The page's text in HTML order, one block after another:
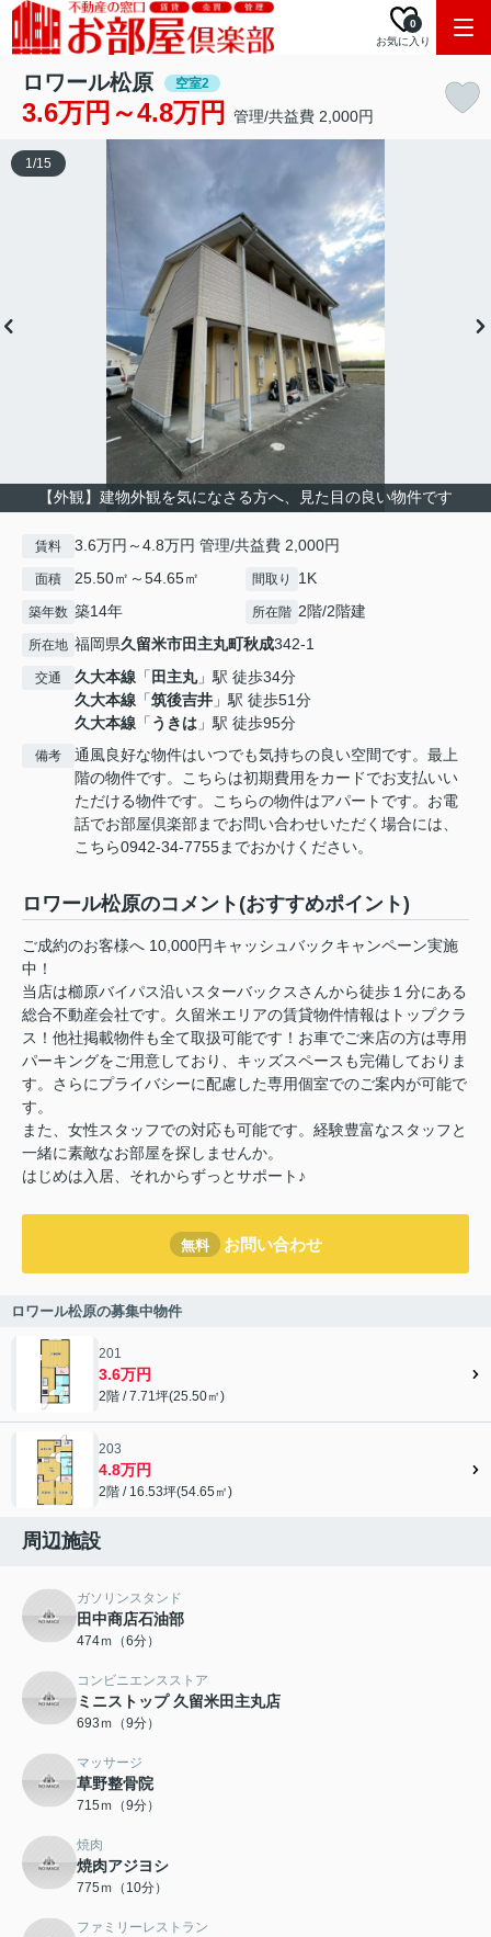
お気に入り
0
ロワール松原 空室2
3.6万円～4.8万円 管理/共益費 2,000円
【外観】建物外観を気になさる方へ、見た目の良い物件です
1/15
賃料 3.6万円～4.8万円 管理/共益費 2,000円
面積 25.50㎡～54.65㎡ 間取り 1K
築年数 築14年 所在階 2階/2階建
所在地 福岡県久留米市田主丸町秋成342-1
交通 久大本線 「 田主丸」駅 徒歩34分
久大本線 「筑後吉井 」駅 徒歩51分
久大本線 「 うきは 」駅 徒歩95分
備考
通風良好な物件はいつでも気持ちの良い空間です。最上
階の物件です。こちらは初期費用をカードでお支払いい
ただける物件です。こちらの物件はアパートです。お電
話でお部屋倶楽部までお問い合わせいただく場合には、
こちら0942-34-7755までおかけください。
ロワール松原のコメント(おすすめポイント)
ご成約のお客様へ 10,000円キャッシュバックキャンペーン実施
中！
当店は櫛原バイパス沿いスターバックスさんから徒歩１分にある
総合不動産会社です。久留米エリアの賃貸物件情報はトップクラ
ス！他社掲載物件も全て取扱可能です！お車でご来店の方は専用
パーキングをご用意しており、キッズスペースも完備しておりま
す。さらにプライバシーに配慮した専用個室でのご案内が可能で
す。
また、女性スタッフでの対応も可能です。経験豊富なスタッフと
一緒に素敵なお部屋を探しませんか。
はじめは入居、それからずっとサポート♪
無料 お問い合わせ
ロワール松原の募集中物件
201
3.6万円
2階 / 7.71坪(25.50㎡)
203
4.8万円
2階 / 16.53坪(54.65㎡)
周辺施設
ガソリンスタンド
田中商店石油部
474ｍ（6分）
コンビニエンスストア
ミニストップ 久留米田主丸店
693ｍ（9分）
マッサージ
草野整骨院
715ｍ（9分）
焼肉
焼肉アジヨシ
775ｍ（10分）
ファミリーレストラン